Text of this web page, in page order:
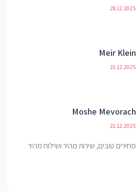
28.12.2025
Meir Klein
21.12.2025
Moshe Mevorach
21.12.2025
מחירים טובים, שירות מהיר ושילוח מהיר